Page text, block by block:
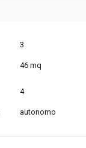
3
46 mq
4
autonomo